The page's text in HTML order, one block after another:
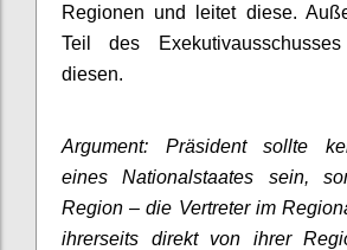
Regionen und leitet diese.
Teil des
diesen.
Argument: Präsident sollte
eines Nationalstaates sein,
Region – die Vertreter im
ihrerseits direkt von ihrer